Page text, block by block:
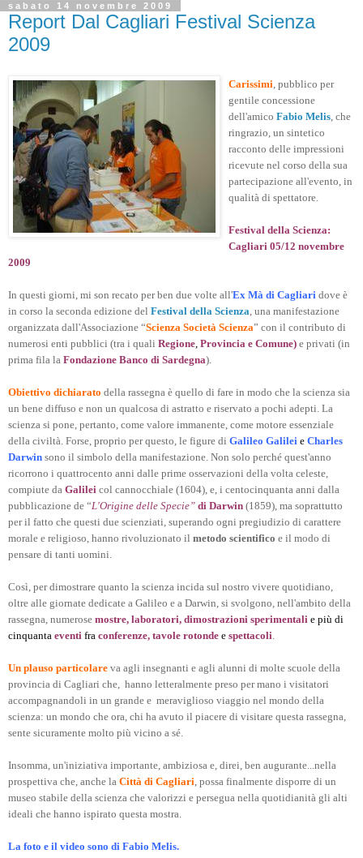
sabato 14 novembre 2009
Report Dal Cagliari Festival Scienza
2009
Carissimi, pubblico per
gentile concessione
dell'amico Fabio Melis, che
ringrazio, un sintetico
racconto delle impressioni
ricevute nel corso della sua
partecipazione all'evento, in
qualità di spettatore.
Festival della Scienza:
Cagliari 05/12 novembre
2009
In questi giorni, mi son recato per ben due volte all'Ex Mà di Cagliari dove è
in corso la seconda edizione del Festival della Scienza, una manifestazione
organizzata dall'Associazione “Scienza Società Scienza” con il contributo di
numerosi enti pubblici (tra i quali Regione, Provincia e Comune) e privati (in
prima fila la Fondazione Banco di Sardegna).
Obiettivo dichiarato della rassegna è quello di fare in modo che la scienza sia
un bene diffuso e non un qualcosa di astratto e riservato a pochi adepti. La
scienza si pone, pertanto, come valore immanente, come motore essenziale
della civiltà. Forse, proprio per questo, le figure di Galileo Galilei e Charles
Darwin sono il simbolo della manifestazione. Non solo perché quest'anno
ricorrono i quattrocento anni dalle prime osservazioni della volta celeste,
compiute da Galilei col cannocchiale (1604), e, i centocinquanta anni dalla
pubblicazione de “L'Origine delle Specie” di Darwin (1859), ma soprattutto
per il fatto che questi due scienziati, superando ogni pregiudizio di carattere
morale e religioso, hanno rivoluzionato il metodo scientifico e il modo di
pensare di tanti uomini.
Così, per dimostrare quanto la scienza incida sul nostro vivere quotidiano,
oltre alle giornate dedicate a Galileo e a Darwin, si svolgono, nell'ambito della
rassegna, numerose mostre, laboratori, dimostrazioni sperimentali e più di
cinquanta eventi fra conferenze, tavole rotonde e spettacoli.
Un plauso particolare va agli insegnanti e agli alunni di molte scuole della
provincia di Cagliari che, hanno letteralmente preso per mano i visitatori
accompagnandoli in un grande e meraviglioso viaggio nel mondo della
scienza: un mondo che ora, chi ha avuto il piacere di visitare questa rassegna,
sente sicuramente molto più vicino a sé.
Insomma, un'iniziativa importante, ambiziosa e, direi, ben augurante...nella
prospettiva che, anche la Città di Cagliari, possa finalmente disporre di un
museo stabile della scienza che valorizzi e persegua nella quotidianità gli alti
ideali che hanno ispirato questa mostra.
La foto e il video sono di Fabio Melis.